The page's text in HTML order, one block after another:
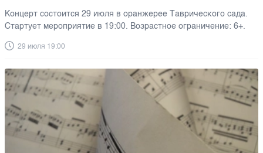
Концерт состоится 29 июля в оранжерее Таврического сада.
Стартует мероприятие в 19:00. Возрастное ограничение: 6+.
29 июля 19:00